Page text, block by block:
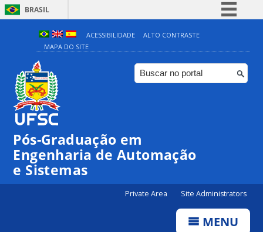
BRASIL
Simplifique!
Comunica BR
Participe
ACESSIBILIDADE
ALTO CONTRASTE
MAPA DO SITE
Pós-Graduação em
Engenharia de Automação
e Sistemas
Private Area Site Administrators
MENU